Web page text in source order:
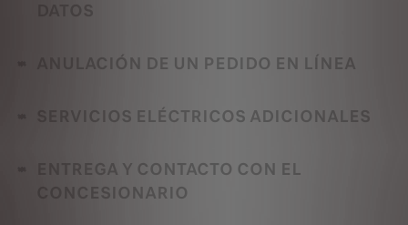
ANULACIÓN DE UN PEDIDO EN LÍNEA
SERVICIOS ELÉCTRICOS ADICIONALES
ENTREGA Y CONTACTO CON EL
CONCESIONARIO